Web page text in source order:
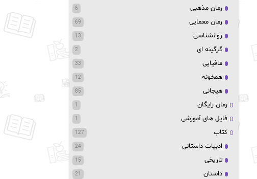
رمان مذهبی 6
رمان معمایی 69
روانشناسی 13
گرگینه ای 2
مافیایی 33
همخونه 12
هیجانی 85
رمان رایگان 1
فایل های آموزشی 1
کتاب 127
ادبیات داستانی 24
تاریخی 15
داستان 21